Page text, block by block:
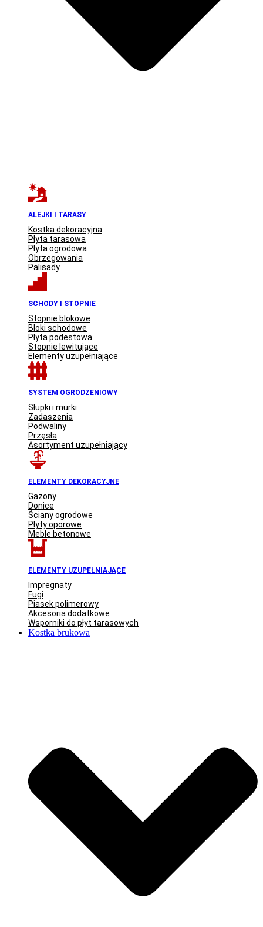
ALEJKI I TARASY
Kostka dekoracyjna
Płyta tarasowa
Płyta ogrodowa
Obrzegowania
Palisady
SCHODY I STOPNIE
Stopnie blokowe
Bloki schodowe
Płyta podestowa
Stopnie lewitujące
Elementy uzupełniające
SYSTEM OGRODZENIOWY
Słupki i murki
Zadaszenia
Podwaliny
Przęsła
Asortyment uzupełniający
ELEMENTY DEKORACYJNE
Gazony
Donice
Ściany ogrodowe
Płyty oporowe
Meble betonowe
ELEMENTY UZUPEŁNIAJĄCE
Impregnaty
Fugi
Piasek polimerowy
Akcesoria dodatkowe
Wsporniki do płyt tarasowych
Kostka brukowa